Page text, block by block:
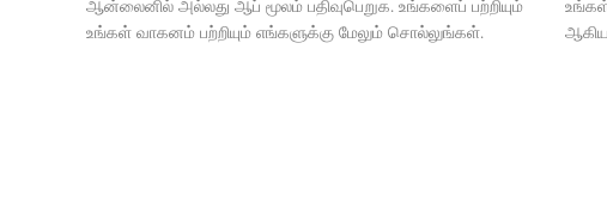
ஆன்லைனில் அல்லது ஆப் மூலம் பதிவுபெறுக. உங்களைப் பற்றியும்
உங்கள் வாகனம் பற்றியும் எங்களுக்கு மேலும் சொல்லுங்கள்.
உங்கள்